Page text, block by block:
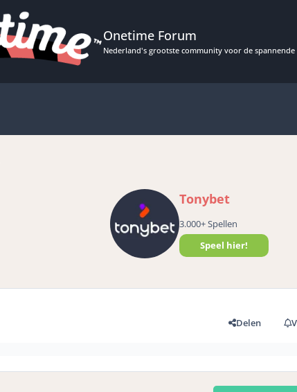
Onetime Forum
Nederland's grootste community voor de spannende
Tonybet
3.000+ Spellen
Speel hier!
Delen